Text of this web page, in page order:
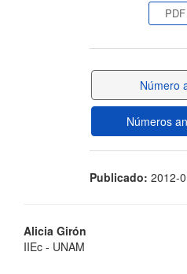
PDF
Número
Números
Publicado: 2012-
Contenido
Alicia Girón
IIEc - UNAM